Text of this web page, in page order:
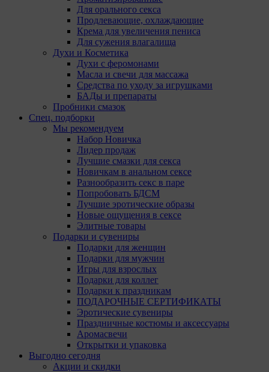
Для орального секса
Продлевающие, охлаждающие
Крема для увеличения пениса
Для сужения влагалища
Духи и Косметика
Духи с феромонами
Масла и свечи для массажа
Средства по уходу за игрушками
БАДы и препараты
Пробники смазок
Спец. подборки
Мы рекомендуем
Набор Новичка
Лидер продаж
Лучшие смазки для секса
Новичкам в анальном сексе
Разнообразить секс в паре
Попробовать БДСМ
Лучшие эротические образы
Новые ощущения в сексе
Элитные товары
Подарки и сувениры
Подарки для женщин
Подарки для мужчин
Игры для взрослых
Подарки для коллег
Подарки к праздникам
ПОДАРОЧНЫЕ СЕРТИФИКАТЫ
Эротические сувениры
Праздничные костюмы и аксессуары
Аромасвечи
Открытки и упаковка
Выгодно сегодня
Акции и скидки